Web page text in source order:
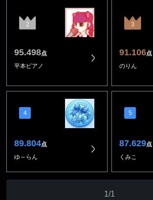
2
95.498点
平本ピアノ
3
91.106点
のりん
4
89.804点
ゆ～らん
5
87.629点
くみこ
1/1